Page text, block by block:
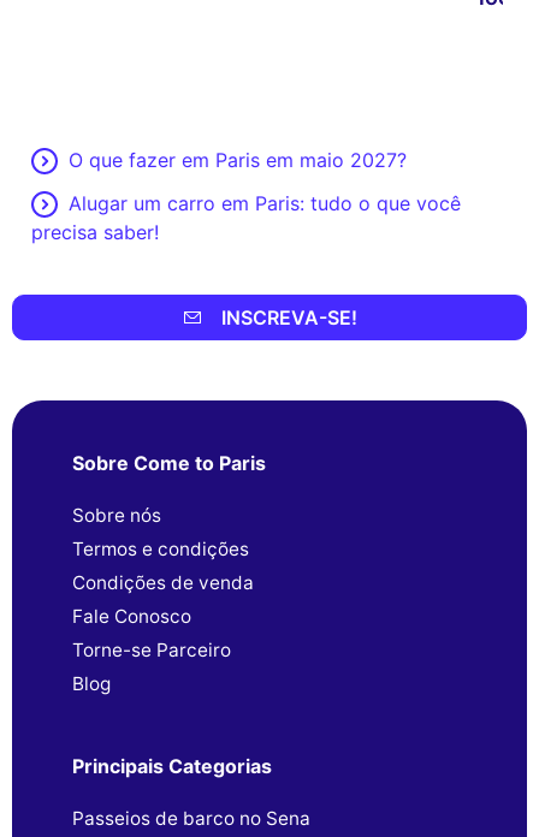
O que fazer em Paris em maio 2027?
Alugar um carro em Paris: tudo o que você
precisa saber!
INSCREVA-SE!
Sobre Come to Paris
Sobre nós
Termos e condições
Condições de venda
Fale Conosco
Torne-se Parceiro
Blog
Principais Categorias
Passeios de barco no Sena